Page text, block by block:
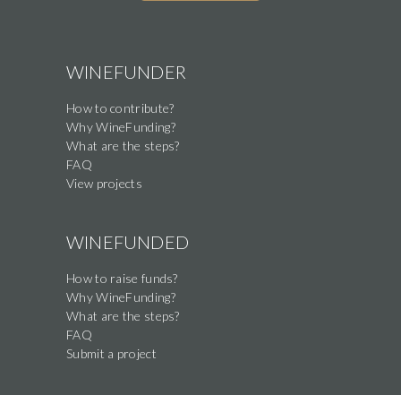
WINEFUNDER
How to contribute?
Why WineFunding?
What are the steps?
FAQ
View projects
WINEFUNDED
How to raise funds?
Why WineFunding?
What are the steps?
FAQ
Submit a project